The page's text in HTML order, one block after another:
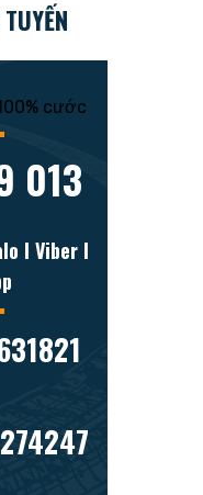
cước
013
l Viber l